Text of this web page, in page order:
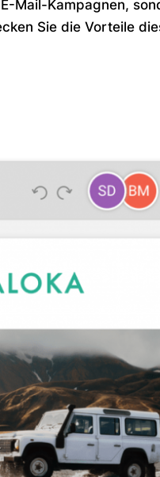
Mail-Kampagnen,
Sie die Vorteile